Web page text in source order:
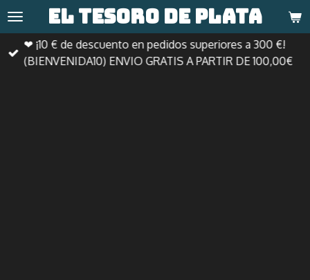
Ir
al
contenido
principal
El tesoro de plata
❤ ¡10 € de descuento en pedidos superiores a 300 €!
(BIENVENIDA10) ENVIO GRATIS A PARTIR DE 100,00€